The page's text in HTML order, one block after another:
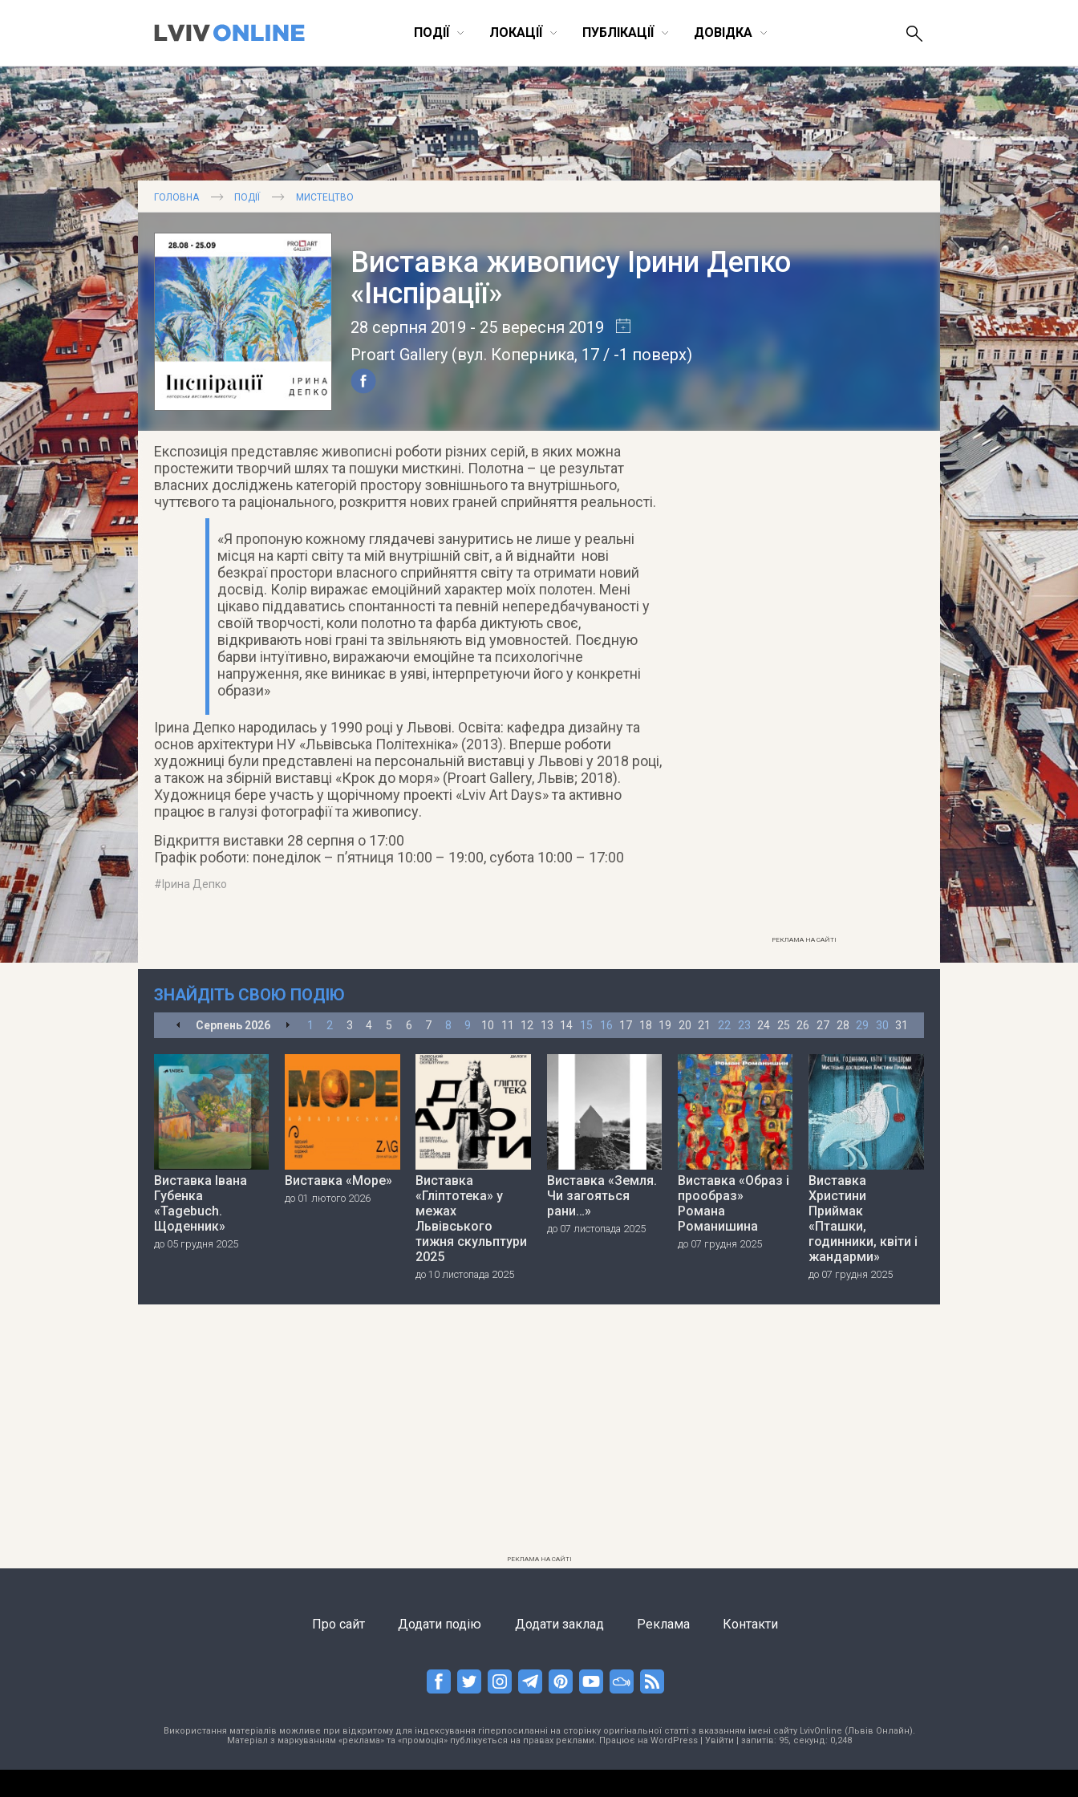
ПОДІЇ ЛОКАЦІЇ ПУБЛІКАЦІЇ ДОВІДКА
ГОЛОВНА ПОДІЇ МИСТЕЦТВО
Виставка живопису Ірини Депко
«Інспірації»
28 серпня 2019 - 25 вересня 2019
Proart Gallery (вул. Коперника, 17 / -1 поверх)
Експозиція представляє живописні роботи різних серій, в яких можна
простежити творчий шлях та пошуки мисткині. Полотна – це результат
власних досліджень категорій простору зовнішнього та внутрішнього,
чуттєвого та раціонального, розкриття нових граней сприйняття реальності.
«Я пропоную кожному глядачеві зануритись не лише у реальні
місця на карті світу та мій внутрішній світ, а й віднайти нові
безкраї простори власного сприйняття світу та отримати новий
досвід. Колір виражає емоційний характер моїх полотен. Мені
цікаво піддаватись спонтанності та певній непередбачуваності у
своїй творчості, коли полотно та фарба диктують своє,
відкривають нові грані та звільняють від умовностей. Поєдную
барви інтуїтивно, виражаючи емоційне та психологічне
напруження, яке виникає в уяві, інтерпретуючи його у конкретні
образи»
Ірина Депко народилась у 1990 році у Львові. Освіта: кафедра дизайну та
основ архітектури НУ «Львівська Політехніка» (2013). Вперше роботи
художниці були представлені на персональній виставці у Львові у 2018 році,
а також на збірній виставці «Крок до моря» (Proart Gallery, Львів; 2018).
Художниця бере участь у щорічному проекті «Lviv Art Days» та активно
працює в галузі фотографії та живопису.
Відкриття виставки 28 серпня о 17:00
Графік роботи: понеділок – п’ятниця 10:00 – 19:00, субота 10:00 – 17:00
# Ірина Депко
РЕКЛАМА НА САЙТІ
ЗНАЙДІТЬ СВОЮ ПОДІЮ
Серпень 2026 1 2 3 4 5 6 7 8 9 10 11 12 13 14 15 16 17 18 19 20 21 22 23 24 25 26 27 28 29 30 31
Виставка Івана
Губенка
«Tagebuch.
Щоденник»
до 05 грудня 2025
Виставка «Море»
до 01 лютого 2026
Виставка
«Гліптотека» у
межах
Львівського
тижня скульптури
2025
до 10 листопада 2025
Виставка «Земля.
Чи загояться
рани…»
до 07 листопада 2025
Виставка «Образ і
прообраз»
Романа
Романишина
до 07 грудня 2025
Виставка
Христини
Приймак
«Пташки,
годинники, квіти і
жандарми»
до 07 грудня 2025
РЕКЛАМА НА САЙТІ
Про сайт Додати подію Додати заклад Реклама Контакти
Використання матеріалів можливе при відкритому для індексування гіперпосиланні на сторінку оригінальної статті з вказанням імені сайту LvivOnline (Львів Онлайн).
Матеріал з маркуванням «реклама» та «промоція» публікується на правах реклами. Працює на WordPress| Увійти | запитів: 95, секунд: 0,248